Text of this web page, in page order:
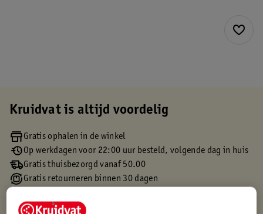
Kruidvat is altijd voordelig
Gratis ophalen in de winkel
Op werkdagen voor 22:00 uur besteld, volgende dag in huis
Gratis thuisbezorgd vanaf 50.00
Gratis retourneren binnen 30 dagen